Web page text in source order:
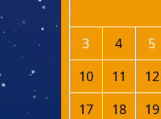
3
4 5
10
11 12
17
18 19